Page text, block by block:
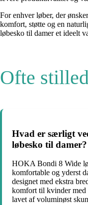
For enhver løber, der
komfort, støtte og en
løbesko til damer et ideelt
Ofte
Hvad er særligt
løbesko til damer?
HOKA Bondi 8 Wide
komfortable og yderst
designet med ekstra
komfort til kvinder med
lavet af voluminøst